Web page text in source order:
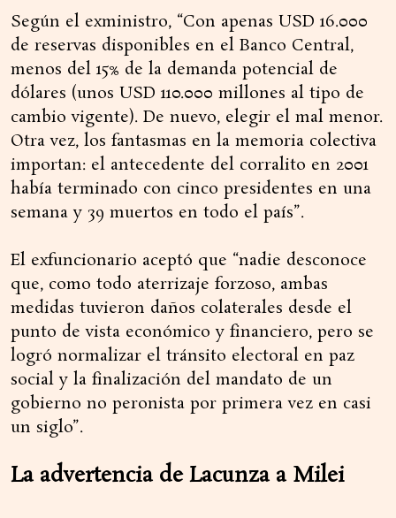
Según el exministro, “Con apenas USD 16.000
de reservas disponibles en el Banco Central,
menos del 15% de la demanda potencial de
dólares (unos USD 110.000 millones al tipo de
cambio vigente). De nuevo, elegir el mal menor.
Otra vez, los fantasmas en la memoria colectiva
importan: el antecedente del corralito en 2001
había terminado con cinco presidentes en una
semana y 39 muertos en todo el país”.
El exfuncionario aceptó que “nadie desconoce
que, como todo aterrizaje forzoso, ambas
medidas tuvieron daños colaterales desde el
punto de vista económico y financiero, pero se
logró normalizar el tránsito electoral en paz
social y la finalización del mandato de un
gobierno no peronista por primera vez en casi
un siglo”.
La advertencia de Lacunza a Milei